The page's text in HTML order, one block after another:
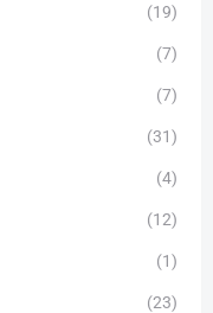
(19)
(7)
(7)
(31)
(4)
(12)
(1)
(23)